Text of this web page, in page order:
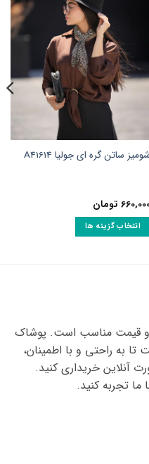
شومیز ساتن گره ای جولیا A41614
تومان
انتخاب گزینه ها
باشد.و قیمت مناسب است. پوشاک
تا به راحتی و با اطمینان،
آنلاین خریداری کنید.
تجربه کنید.